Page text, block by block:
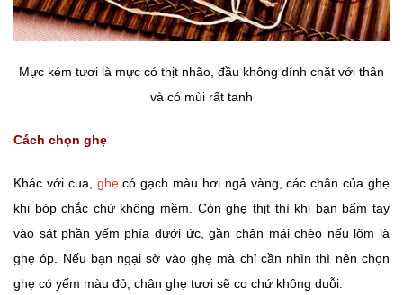
Mực kém tươi là mực có thịt nhão, đầu không dính chặt với thân
và có mùi rất tanh
Cách chọn ghẹ
Khác với cua, ghẹcó gạch màu hơi ngả vàng, các chân của ghẹ
khi bóp chắc chứ không mềm. Còn ghẹ thịt thì khi bạn bấm tay
vào sát phần yếm phía dưới ức, gần chân mái chèo nếu lõm là
ghẹ óp. Nếu bạn ngại sờ vào ghẹ mà chỉ cần nhìn thì nên chọn
ghẹ có yếm màu đỏ, chân ghẹ tươi sẽ co chứ không duỗi.